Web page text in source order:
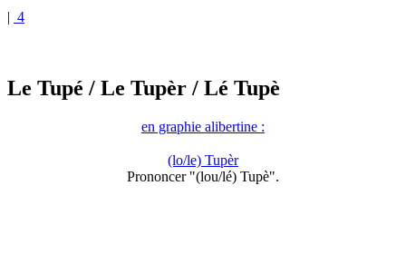
| 4
Le Tupé / Le Tupèr / Lé Tupè
en graphie alibertine :
(lo/le) Tupèr
Prononcer "(lou/lé) Tupè".